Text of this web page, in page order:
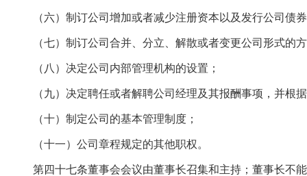
（六）制订公司增加或者减少注册资本以及发行公司债
（七）制订公司合并、分立、解散或者变更公司形式的
（八）决定公司内部管理机构的设置；
（九）决定聘任或者解聘公司经理及其报酬事项，并
（十）制定公司的基本管理制度；
（十一）公司章程规定的其他职权。
第四十七条董事会会议由董事长召集和主持；董事长不